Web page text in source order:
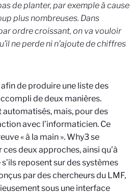
de planter, par exemple à cause
plus nombreuses. Dans
ordre croissant, on va vouloir
ne perde ni n’ajoute de chiffres
de produire une liste des
de deux manières.
mais, pour des
avec l’informaticien. Ce
« à la main ». Why3 se
deux approches, ainsi qu’à
reposent sur des systèmes
par des chercheurs du LMF,
sous une interface